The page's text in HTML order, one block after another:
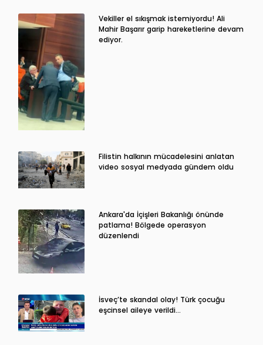
Vekiller el sıkışmak istemiyordu! Ali
Mahir Başarır garip hareketlerine devam
ediyor.
Filistin halkının mücadelesini anlatan
video sosyal medyada gündem oldu
Ankara'da İçişleri Bakanlığı önünde
patlama! Bölgede operasyon
düzenlendi
İsveç’te skandal olay! Türk çocuğu
eşcinsel aileye verildi…